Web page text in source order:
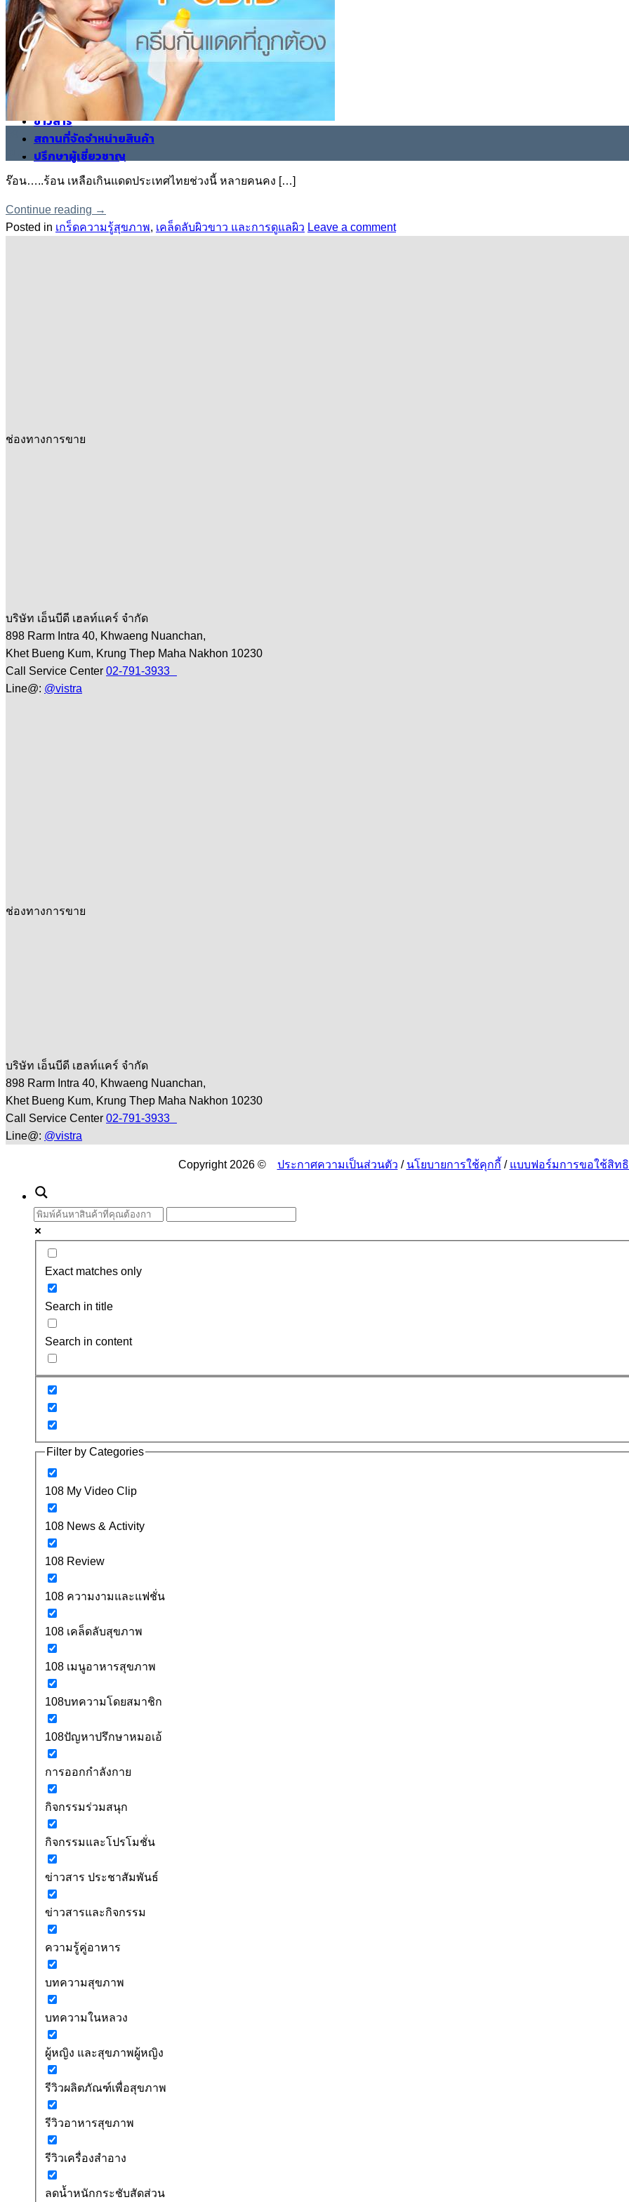
เกร็ดความรู้สุขภาพ
เคล็ดลับดูแลสมองและระบบประสาท
สุขภาพแข็งแรง เสริมสร้างภูมิคุ้มกัน
ลดน้ำหนักกระชับสัดส่วน
เคล็ดลับดูแลสุขภาพดวงตา
สุขภาพหัวใจและหลอดเลือด
ข่าวสาร
สถานที่จัดจำหน่ายสินค้า
ปรึกษาผู้เชี่ยวชาญ
ร๊อน…..ร้อน เหลือเกินแดดประเทศไทยช่วงนี้ หลายคนคง […]
Continue reading →
Posted in เกร็ดความรู้สุขภาพ, เคล็ดลับผิวขาว และการดูแลผิว Leave a comment
ช่องทางการขาย
บริษัท เอ็นบีดี เฮลท์แคร์ จำกัด
898 Rarm Intra 40, Khwaeng Nuanchan,
Khet Bueng Kum, Krung Thep Maha Nakhon 10230
Call Service Center 02-791-3933
Line@: @vistra
ช่องทางการขาย
บริษัท เอ็นบีดี เฮลท์แคร์ จำกัด
898 Rarm Intra 40, Khwaeng Nuanchan,
Khet Bueng Kum, Krung Thep Maha Nakhon 10230
Call Service Center 02-791-3933
Line@: @vistra
Copyright 2026 © ประกาศความเป็นส่วนตัว / นโยบายการใช้คุกกี้ / แบบฟอร์มการขอใช้สิท
Exact matches only
Search in title
Search in content
Filter by Categories
108 My Video Clip
108 News & Activity
108 Review
108 ความงามและแฟชั่น
108 เคล็ดลับสุขภาพ
108 เมนูอาหารสุขภาพ
108บทความโดยสมาชิก
108ปัญหาปรึกษาหมอเอ้
การออกกำลังกาย
กิจกรรมร่วมสนุก
กิจกรรมและโปรโมชั่น
ข่าวสาร ประชาสัมพันธ์
ข่าวสารและกิจกรรม
ความรู้คู่อาหาร
บทความสุขภาพ
บทความในหลวง
ผู้หญิง และสุขภาพผู้หญิง
รีวิวผลิตภัณฑ์เพื่อสุขภาพ
รีวิวอาหารสุขภาพ
รีวิวเครื่องสำอาง
ลดน้ำหนักกระชับสัดส่วน